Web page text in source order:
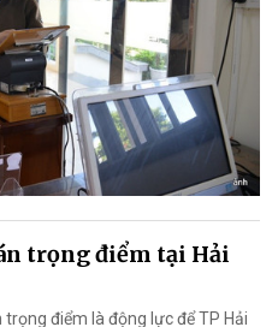
trọng điểm tại Hải
điểm là động lực để TP Hải